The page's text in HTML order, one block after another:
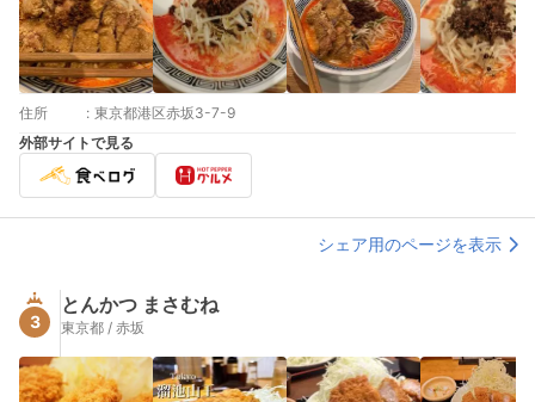
住所 : 東京都港区赤坂3-7-9
外部サイトで見る
シェア用のページを表示
3
とんかつ まさむね
東京都 / 赤坂